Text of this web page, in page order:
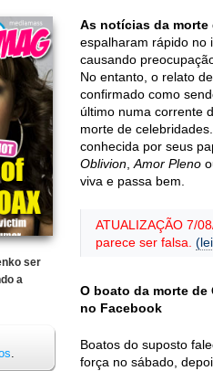
ser
a
.
As notícias da morte
espalharam rápido no
causando
No entanto, o relato
confirmado como
último numa corrente
morte de
conhecida por seus
Oblivion Amor Pleno
viva e passa bem.
ATUALIZAÇÃO 7/
parece ser falsa.
O boato da morte
no Facebook
Boatos do suposto
força no sábado,